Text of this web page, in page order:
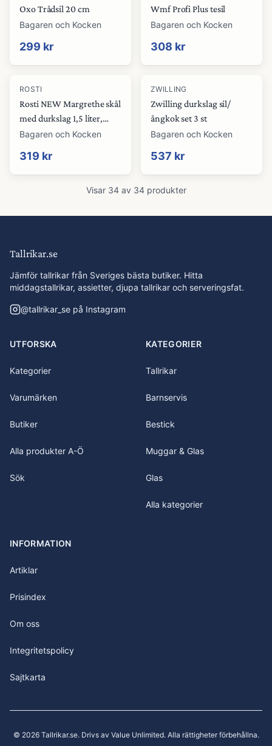
Oxo Trådsil 20 cm
Bagaren och Kocken
299 kr
Wmf Profi Plus tesil
Bagaren och Kocken
308 kr
ROSTI
Rosti NEW Margrethe skål
med durkslag 1,5 liter,
brun
Bagaren och Kocken
319 kr
ZWILLING
Zwilling durkslag sil/
ångkok set 3 st
Bagaren och Kocken
537 kr
Visar 34av 34produkter
Tallrikar.se
Jämför tallrikar från Sveriges bästa butiker. Hitta
middagstallrikar, assietter, djupa tallrikar och serveringsfat.
@tallrikar_se på Instagram
UTFORSKA
Kategorier
Varumärken
Butiker
Alla produkter A-Ö
Sök
KATEGORIER
Tallrikar
Barnservis
Bestick
Muggar & Glas
Glas
Alla kategorier
INFORMATION
Artiklar
Prisindex
Om oss
Integritetspolicy
Sajtkarta
© 2026 Tallrikar.se. Drivs av Value Unlimited. Alla rättigheter förbehållna.